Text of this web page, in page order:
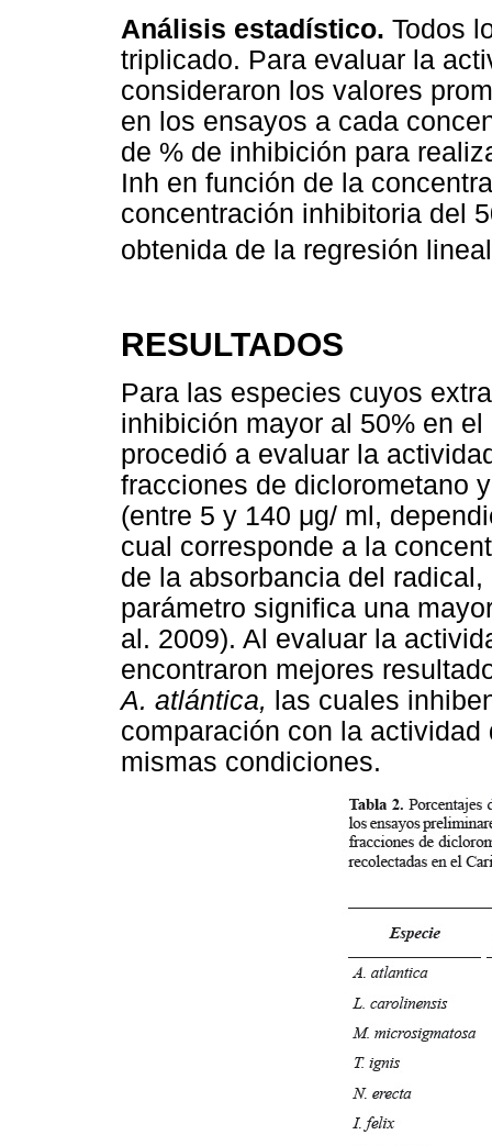
Análisis estadístico. Todos
triplicado. Para evaluar la
consideraron los valores
en los ensayos a cada
de % de inhibición para
Inh en función de la
concentración inhibitoria del
obtenida de la regresión
RESULTADOS
Para las especies cuyos
inhibición mayor al 50% en
procedió a evaluar la
fracciones de diclorometano
(entre 5 y 140 μg/ ml,
cual corresponde a la
de la absorbancia del
parámetro significa una
al. 2009). Al evaluar la
encontraron mejores
A. atlántica,
las cuales
comparación con la
mismas condiciones.